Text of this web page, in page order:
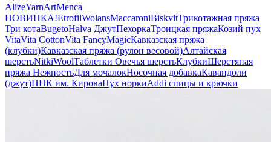
AlizeYarnArtMenca
НОВИНКА!EtrofilWolansMaccaroniBiskvitТрикотажная пряжа
Три котаBugetoHalva ДжутПехоркаТроицкая пряжаКозий пух
VitaVita CottonVita FancyMagicКавказская пряжа
(клубки)Кавказская пряжа (рулон весовой)Алтайская
шерстьNitkiWoolТаблетки Овечья шерстьКлубкиШерстяная
пряжа НежностьДля мочалокНосочная добавкаКавандоли
(джут)ПНК им. КироваПух норкиAddi спицы и крючки